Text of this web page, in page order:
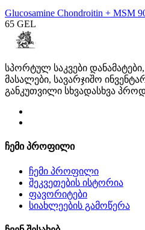
Glucosamine Chondroitin + MSM
65 GEL
სპორტულ საკვები
მასალები, სავარჯიშო
განკუთვილი სხვადასხვა
ჩემი პროფილი
ჩემი პროფილი
შეკვეთების ისტორია
ფავორიტები
სიახლეების გამოწერა